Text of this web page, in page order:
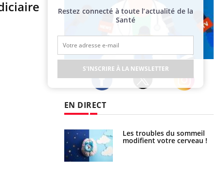
EN DIRECT
Les troubles du sommeil
modifient votre cerveau !
Syndrome métabolique :
quels sont les meilleurs
Restez connecté à toute l’actualité de la
Santé
S'INSCRIRE À LA NEWSLETTER